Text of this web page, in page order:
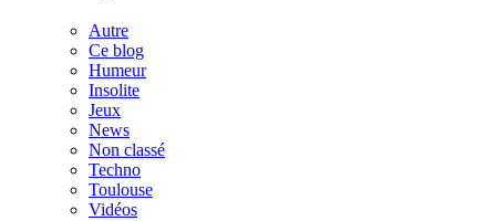
Autre
Ce blog
Humeur
Insolite
Jeux
News
Non classé
Techno
Toulouse
Vidéos